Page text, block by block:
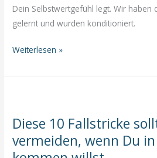
Dein Selbstwertgefühl legt. Wir haben
gelernt und wurden konditioniert.
Entdecke
Einzigartigkeit:
nicht
notwendig
ist
Weiterlesen »
Diese 10 Fallstricke
vermeiden, wenn Du